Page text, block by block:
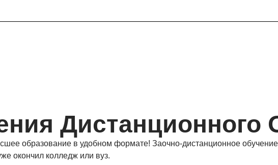
Дистанционного
образование в удобном формате! Заочно-дистанционное
окончил колледж или вуз.